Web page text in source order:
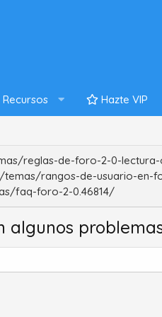
Recursos Hazte VIP
reglas-de-foro-2-0-
rangos-de-usuario-en-
faq-foro-2-0.46814/
algunos